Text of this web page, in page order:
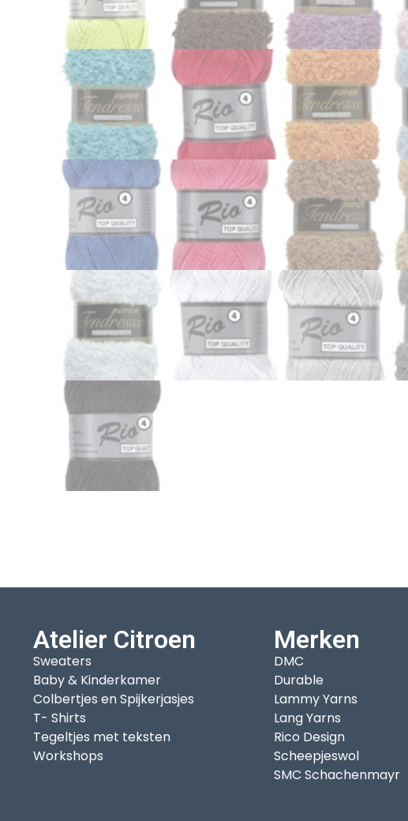
Atelier Citroen
Sweaters
Baby & Kinderkamer
Colbertjes en Spijkerjasjes
T- Shirts
Tegeltjes met teksten
Workshops
Merken
DMC
Durable
Lammy Yarns
Lang Yarns
Rico Design
Scheepjeswol
SMC Schachenmayr